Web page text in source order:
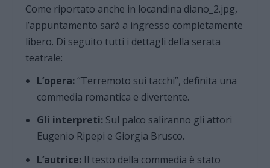
Come riportato anche in locandina diano_2.jpg,
l’appuntamento sarà a ingresso completamente
libero. Di seguito tutti i dettagli della serata
teatrale:
L’opera:“Terremoto sui tacchi”, definita una
commedia romantica e divertente.
Gli interpreti:Sul palco saliranno gli attori
Eugenio Ripepi e Giorgia Brusco.
L’autrice:Il testo della commedia è stato